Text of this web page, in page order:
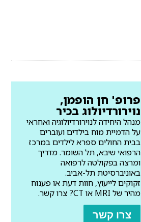
פרופ' חן הופמן,
נוירורדיולוג בכיר
מנהל היחידה לנוירורדיולוגיה ואחראי
על הדמיית מוח בילדים ועוברים
בבית החולים ספרא לילדים במרכז
הרפואי שיבא, תל השומר. מדריך
ומרצה בפקולטה לרפואה
באוניברסיטת תל-אביב.
זקוקים לייעוץ, חוות דעת או פענוח
מהיר של MRI או CT? צרו קשר.
צרו קשר